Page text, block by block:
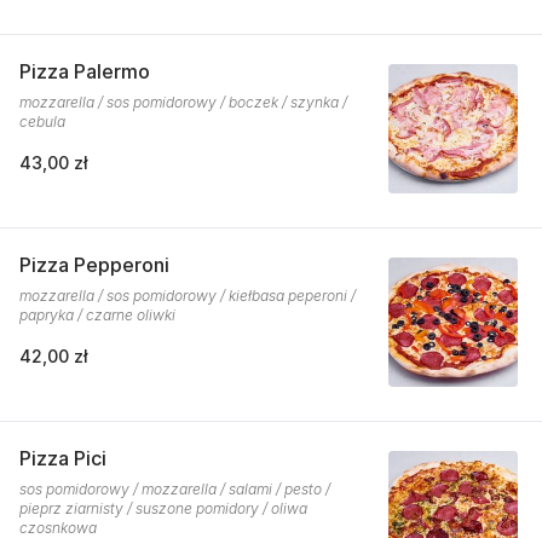
Pizza Palermo
mozzarella / sos pomidorowy / boczek / szynka /
cebula
43,00 zł
Pizza Pepperoni
mozzarella / sos pomidorowy / kiełbasa peperoni /
papryka / czarne oliwki
42,00 zł
Pizza Pici
sos pomidorowy / mozzarella / salami / pesto /
pieprz ziarnisty / suszone pomidory / oliwa
czosnkowa